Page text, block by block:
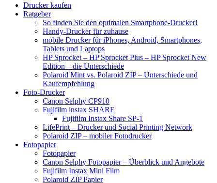
Drucker kaufen
Ratgeber
So finden Sie den optimalen Smartphone-Drucker!
Handy-Drucker für zuhause
mobile Drucker für iPhones, Android, Smartphones,
Tablets und Laptops
HP Sprocket – HP Sprocket Plus – HP Sprocket New
Edition – die Unterschiede
Polaroid Mint vs. Polaroid ZIP – Unterschiede und
Kaufempfehlung
Foto-Drucker
Canon Selphy CP910
Fujifilm instax SHARE
Fujifilm Instax Share SP-1
LifePrint – Drucker und Social Printing Network
Polaroid ZIP – mobiler Fotodrucker
Fotopapier
Fotopapier
Canon Selphy Fotopapier – Überblick und Angebote
Fujifilm Instax Mini Film
Polaroid ZIP Papier